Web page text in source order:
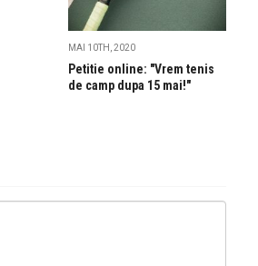
MAI 10TH, 2020
Petitie online: "Vrem tenis
de camp dupa 15 mai!"